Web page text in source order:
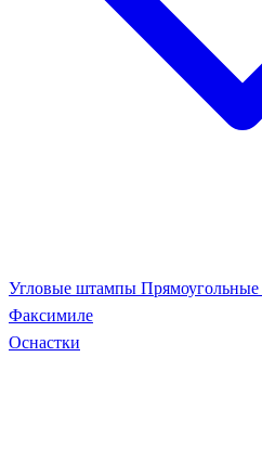
Угловые штампы Прямоугольные
Факсимиле
Оснастки